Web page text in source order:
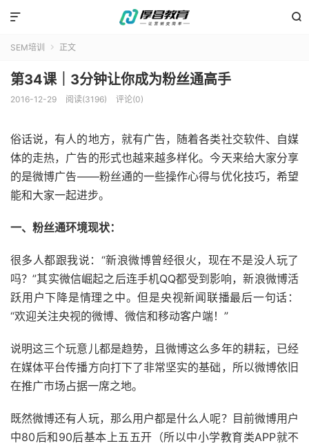


SEM培训  正文
第34课｜3分钟让你成为粉丝通高手
2016-12-29 阅读(3196) 评论(0)
俗话说，有人的地方，就有广告，随着各类社交软件、自媒
体的走热，广告的形式也越来越多样化。今天来给大家分享
的是微博广告——粉丝通的一些操作心得与优化技巧，希望
能和大家一起进步。
一、粉丝通环境现状：
很多人都跟我说：“新浪微博曾经很火，现在不是没人玩了
吗？”其实微信崛起之后连手机QQ都受到影响，新浪微博活
跃用户下降是情理之中。但是央视新闻联播最后一句话：
“欢迎关注央视的微博、微信和移动客户端！”
说明这三个玩意儿都是趋势，且微博这么多年的耕耘，已经
在媒体平台传播方向打下了非常坚实的基础，所以微博依旧
在推广市场占据一席之地。
既然微博还有人玩，那么用户都是什么人呢？目前微博用户
中80后和90后基本上五五开（所以中小学教育类APP就不